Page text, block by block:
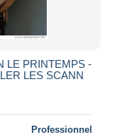
LE PRINTEMPS -
LES SCANN
Professionnel